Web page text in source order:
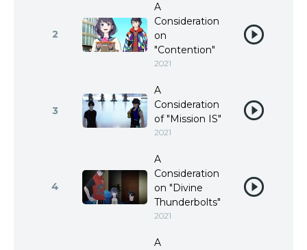
2
A
Consideration
on
"Contention"
2021
3
A
Consideration
of "Mission IS"
2021
4
A
Consideration
on "Divine
Thunderbolts"
2021
A